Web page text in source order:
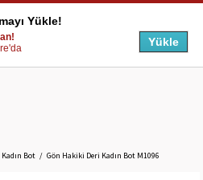
Kadın Bot Gön Hakiki Deri Kadın Bot M1096
Yükle!
Yükle